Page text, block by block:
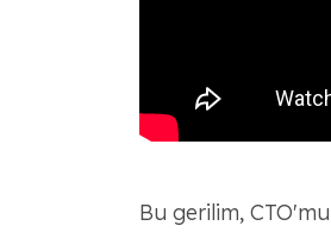
Bu gerilim,